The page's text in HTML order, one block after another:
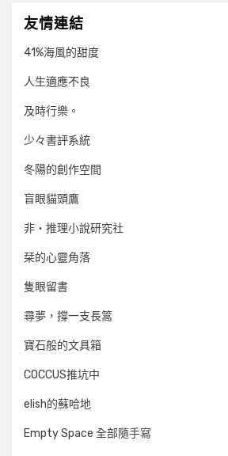
友情連結
41%海風的甜度
人生適應不良
及時行樂。
少々書評系統
冬陽的創作空間
盲眼貓頭鷹
非‧推理小說研究社
栞的心靈角落
隻眼留書
尋夢，撐一支長篙
寶石般的文具箱
COCCUS推坑中
elish的蘇哈地
Empty Space 全部隨手寫